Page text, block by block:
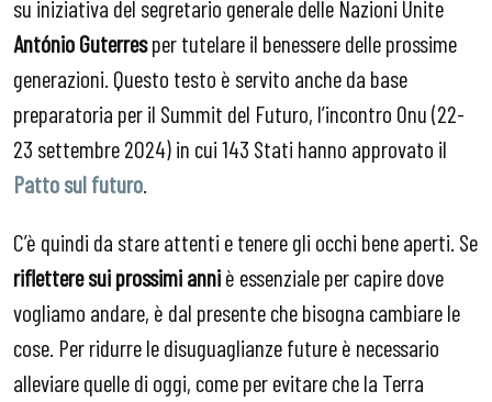
su iniziativa del segretario generale delle Nazioni Unite
António Guterresper tutelare il benessere delle prossime
generazioni. Questo testo è servito anche da base
preparatoria per il Summit del Futuro, l’incontro Onu (22-
23 settembre 2024) in cui 143 Stati hanno approvato il
Patto sul futuro
C’è quindi da stare attenti e tenere gli occhi bene aperti. Se
riflettere sui prossimi anniè essenziale per capire dove
vogliamo andare, è dal presente che bisogna cambiare le
cose. Per ridurre le disuguaglianze future è necessario
alleviare quelle di oggi, come per evitare che la Terra